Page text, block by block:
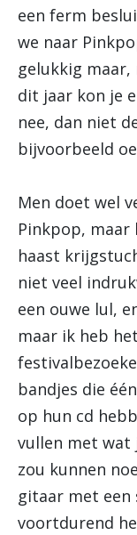
een ferm
we naar
gelukkig
dit jaar kon je
nee, dan niet
bijvoorbeeld
Men doet wel
Pinkpop, maar
haast
niet veel
een ouwe lul,
maar ik heb
bandjes die
op hun cd
vullen met wat
zou kunnen
gitaar met
voortdurend